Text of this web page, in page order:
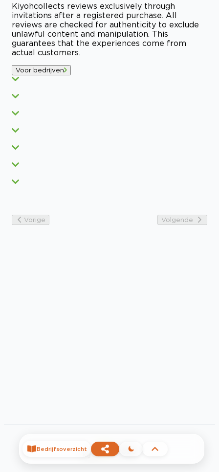
Kiyohcollects reviews exclusively through
invitations after a registered purchase. All
reviews are checked for authenticity to exclude
unlawful content and manipulation. This
guarantees that the experiences come from
actual customers.
Voor bedrijven
Vorige Volgende
© 2026
Bedrijfsoverzicht